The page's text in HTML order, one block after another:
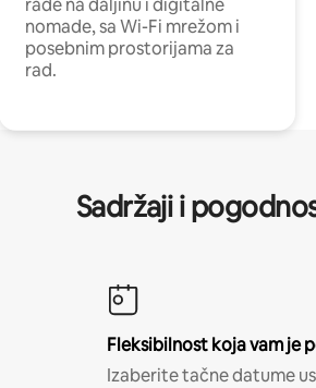
rade na daljinu i digitalne
nomade, sa Wi-Fi mrežom i
posebnim prostorijama za
rad.
Sadržaji i
Fleksibilnost koja vam je
Izaberite tačne datume